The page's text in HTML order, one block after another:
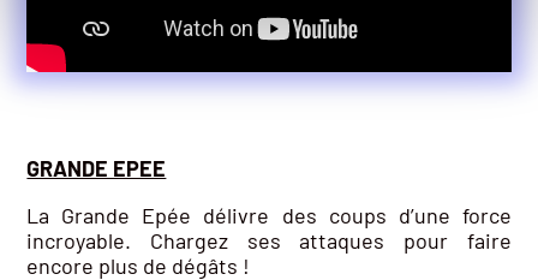
GRANDE EPEE
La Grande Epée délivre des coups d’une force
incroyable. Chargez ses attaques pour faire
encore plus de dégâts !